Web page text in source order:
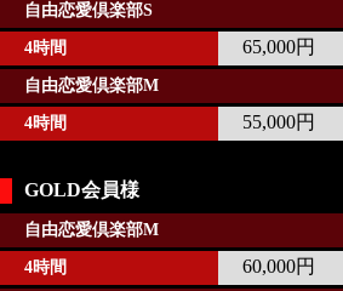
自由恋愛倶楽部S
4時間 65,000円
自由恋愛倶楽部M
4時間 55,000円
GOLD会員様
自由恋愛倶楽部M
4時間 60,000円